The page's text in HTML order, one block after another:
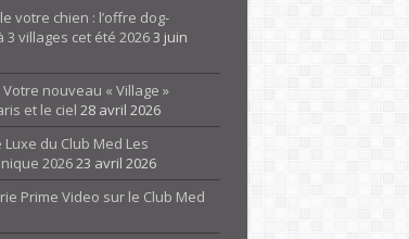
votre chien : l’offre dog-
3 villages cet été 20263 juin
Votre nouveau « Village »
et le ciel 28 avril 2026
du Club Med Les
202623 avril 2026
Prime Video sur le Club Med